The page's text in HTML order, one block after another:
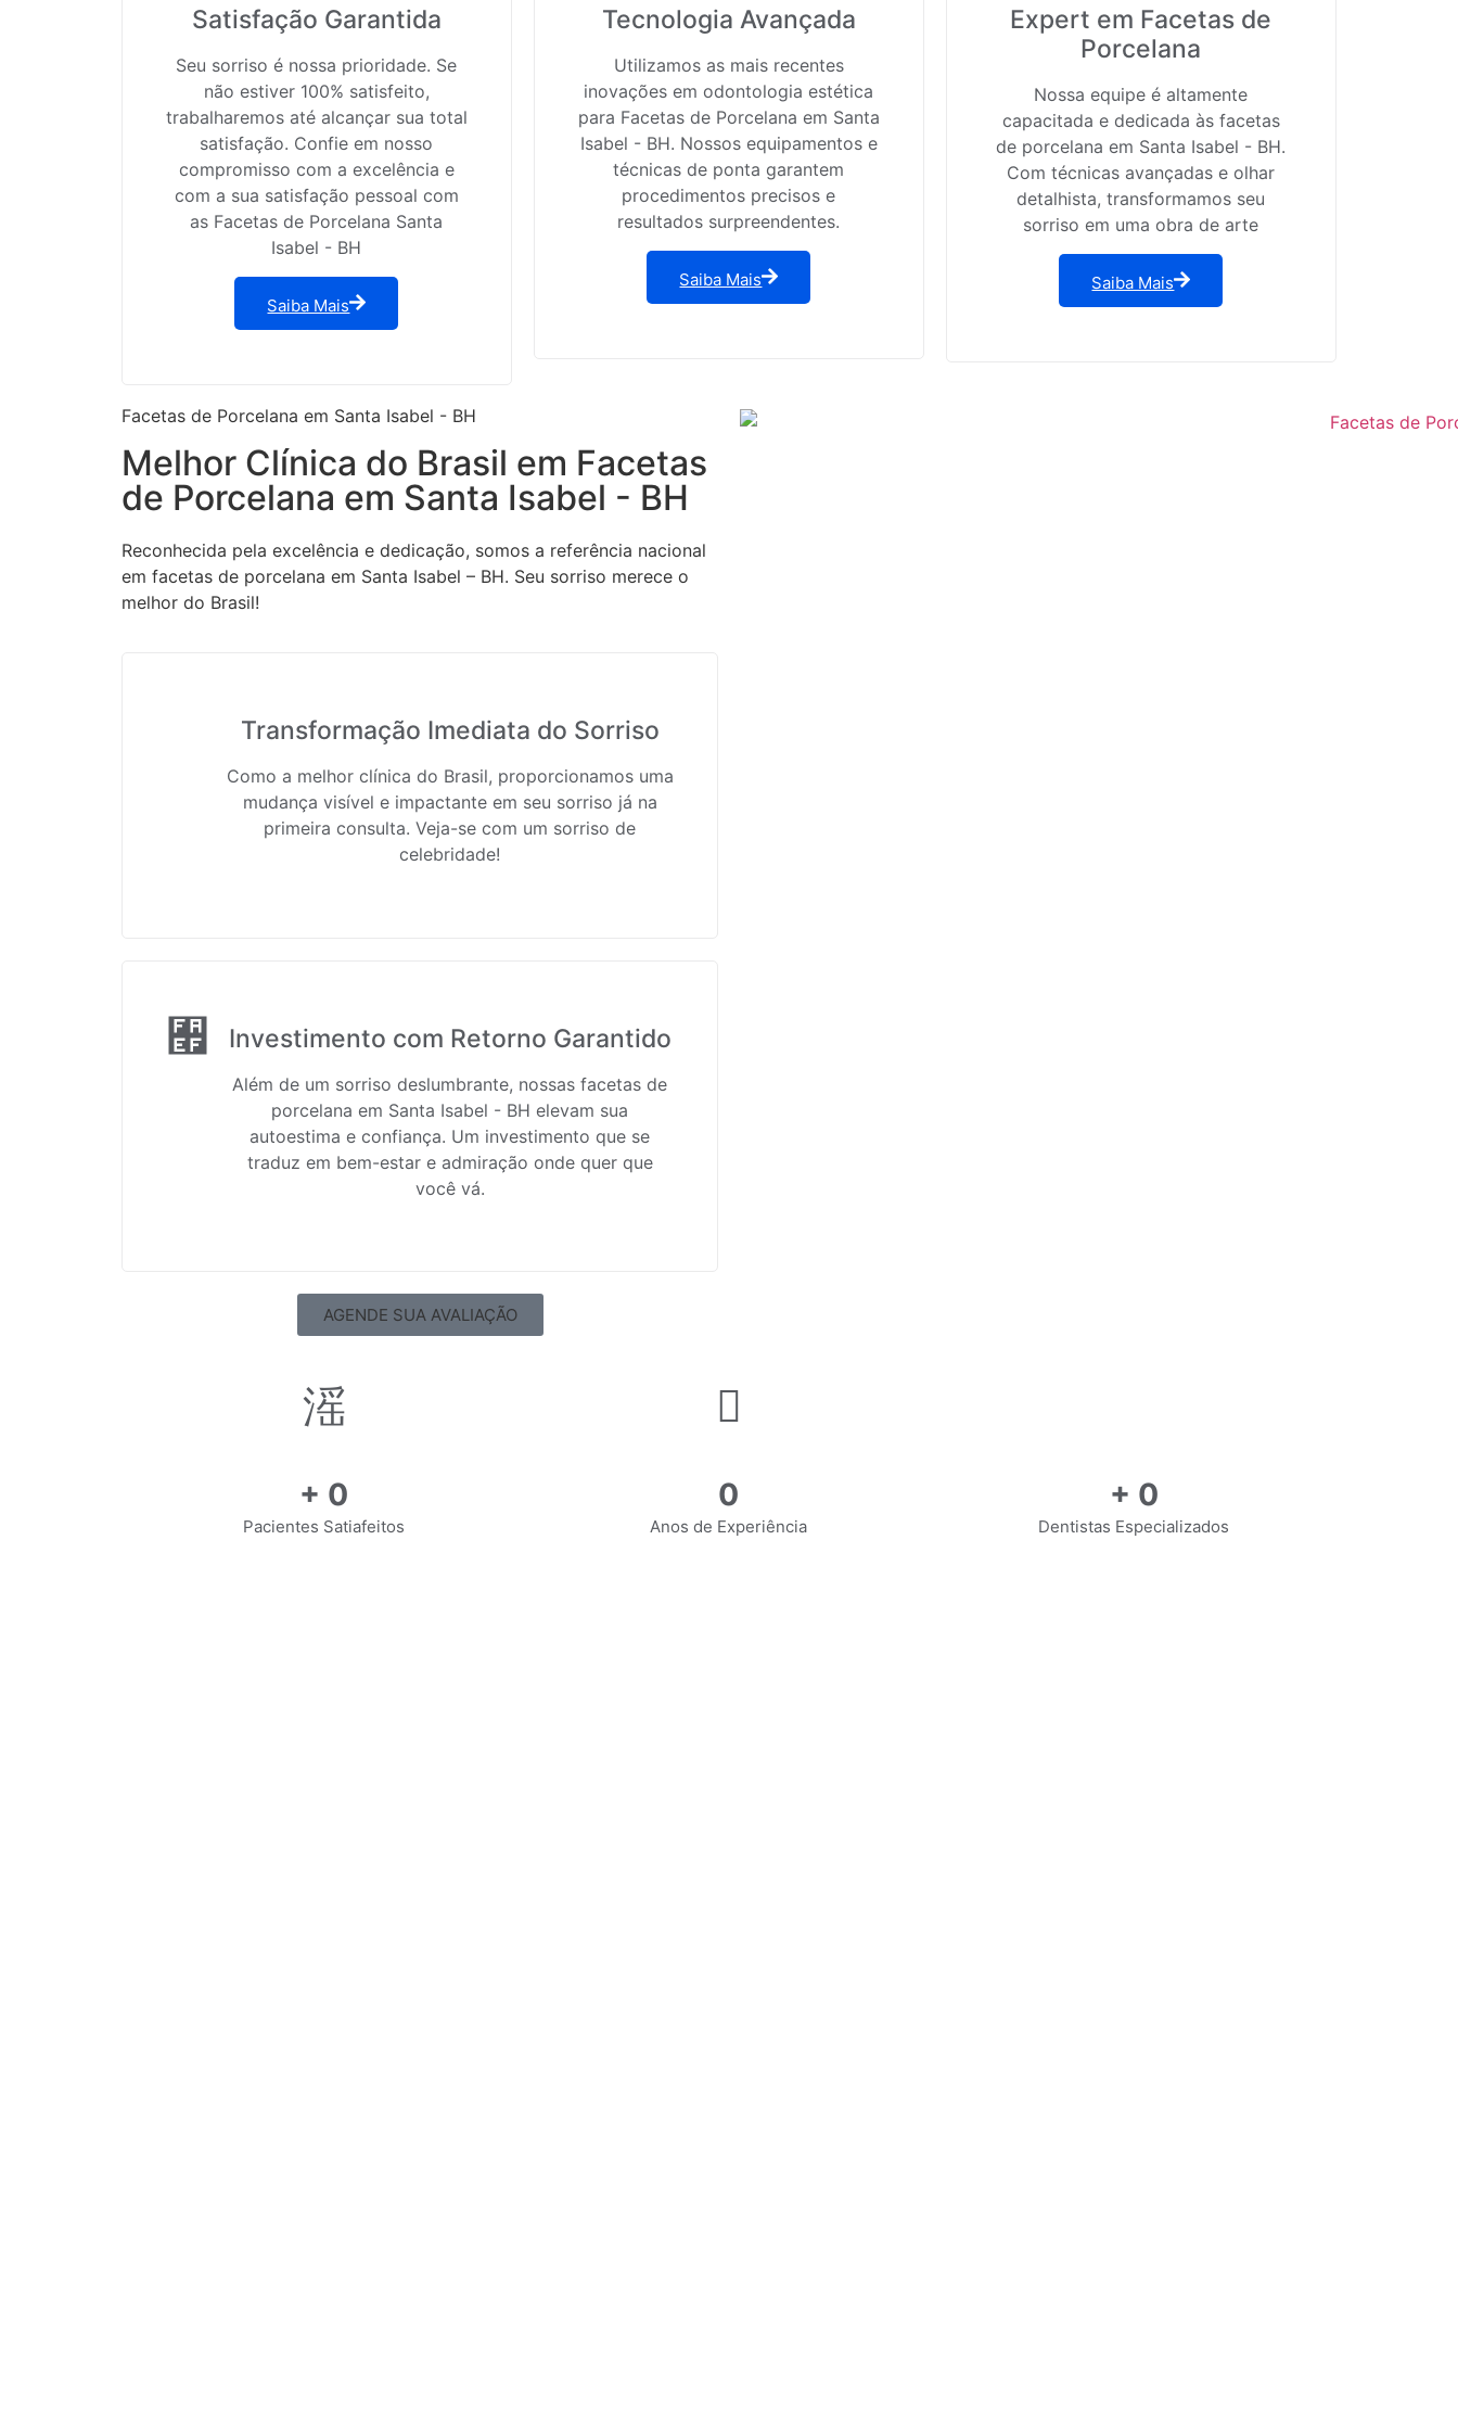
Satisfação Garantida
Seu sorriso é nossa prioridade. Se
não estiver 100% satisfeito,
trabalharemos até alcançar sua total
satisfação. Confie em nosso
compromisso com a excelência e
com a sua satisfação pessoal com
as Facetas de Porcelana Santa
Isabel - BH
Saiba Mais
Tecnologia Avançada
Utilizamos as mais recentes
inovações em odontologia estética
para Facetas de Porcelana em Santa
Isabel - BH. Nossos equipamentos e
técnicas de ponta garantem
procedimentos precisos e
resultados surpreendentes.
Saiba Mais
Expert em Facetas de
Porcelana
Nossa equipe é altamente
capacitada e dedicada às facetas
de porcelana em Santa Isabel - BH.
Com técnicas avançadas e olhar
detalhista, transformamos seu
sorriso em uma obra de arte
Saiba Mais
Facetas de Porcelana em Santa Isabel - BH
Melhor Clínica do Brasil em Facetas
de Porcelana em Santa Isabel - BH
Reconhecida pela excelência e dedicação, somos a referência nacional
em facetas de porcelana em Santa Isabel – BH. Seu sorriso merece o
melhor do Brasil!
Transformação Imediata do Sorriso
Como a melhor clínica do Brasil, proporcionamos uma
mudança visível e impactante em seu sorriso já na
primeira consulta. Veja-se com um sorriso de
celebridade!
Investimento com Retorno Garantido
Além de um sorriso deslumbrante, nossas facetas de
porcelana em Santa Isabel - BH elevam sua
autoestima e confiança. Um investimento que se
traduz em bem-estar e admiração onde quer que
você vá.
AGENDE SUA AVALIAÇÃO
+ 0
Pacientes Satiafeitos
0
Anos de Experiência
+ 0
Dentistas Especializados